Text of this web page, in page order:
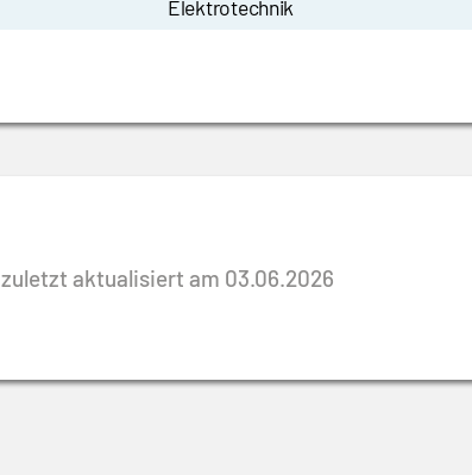
Elektrotechnik
zuletzt aktualisiert am 03.06.2026